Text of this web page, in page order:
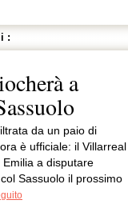
:
a
da un paio di
è ufficiale: il Villarreal
a disputare
Sassuolo il prossimo